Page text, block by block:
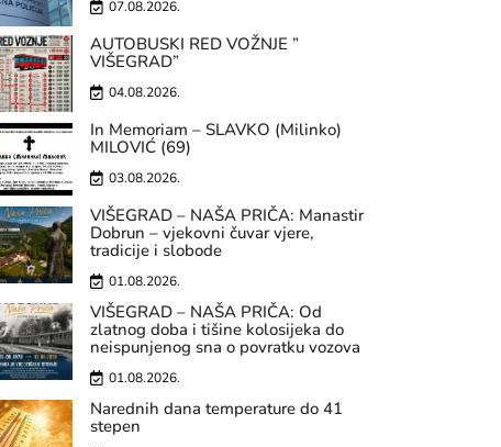
07.08.2026.
AUTOBUSKI RED VOŽNJE ”
VIŠEGRAD”
04.08.2026.
In Memoriam – SLAVKO (Milinko)
MILOVIĆ (69)
03.08.2026.
VIŠEGRAD – NAŠA PRIČA: Manastir
Dobrun – vjekovni čuvar vjere,
tradicije i slobode
01.08.2026.
VIŠEGRAD – NAŠA PRIČA: Od
zlatnog doba i tišine kolosijeka do
neispunjenog sna o povratku vozova
01.08.2026.
Narednih dana temperature do 41
stepen